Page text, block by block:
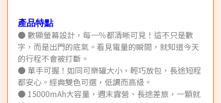
產品特點
● 數顯螢幕設計，每一％都清晰可見！這不只是數
字，而是出門的底氣。看見電量的瞬間，就知道今天
的行程不會被打斷。
● 單手可握！如同可樂罐大小，輕巧放包，長途短程
都安心。經典雙色可選，低調而高級。
● 15000mAh大容量，週末露營、長途差旅，一顆就